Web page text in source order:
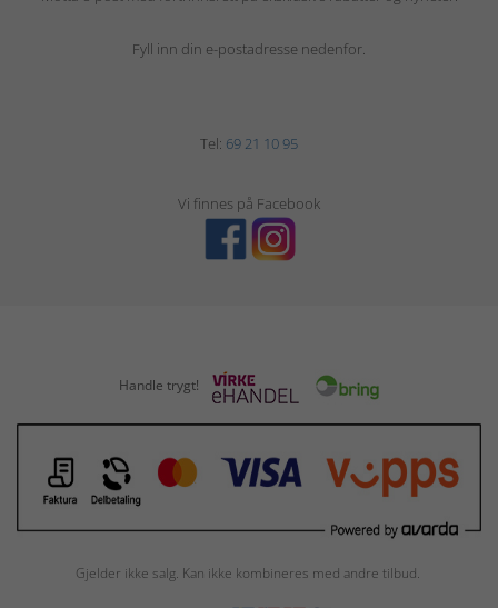
Fyll inn din e-postadresse nedenfor.
Tel: 69 21 10 95
Vi finnes på Facebook
Handle trygt!
Gjelder ikke salg. Kan ikke kombineres med andre tilbud.